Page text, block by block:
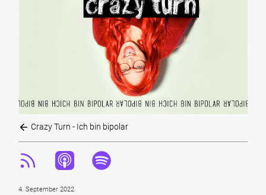
Crazy Turn - Ich bin bipolar
4. September 2022